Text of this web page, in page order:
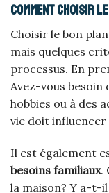
Comment choisir
Choisir le bon
mais quelques
processus. En
Avez-vous besoin
hobbies ou à des
vie doit influencer
Il est également
besoins familiaux.
la maison? Y a-t-